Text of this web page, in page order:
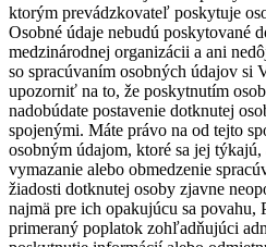
ktorým prevádzkovateľ poskytuje
Osobné údaje nebudú poskytované
medzinárodnej organizácii a ani
so spracúvaním osobných údajov si
upozorniť na to, že poskytnutím
nadobúdate postavenie dotknutej
spojenými. Máte právo na od tejto
osobným údajom, ktoré sa jej
vymazanie alebo obmedzenie
žiadosti dotknutej osoby zjavne
najmä pre ich opakujúcu sa povahu,
primeraný poplatok zohľadňujúci